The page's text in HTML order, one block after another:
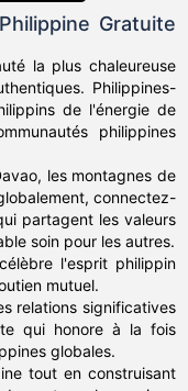
Gratuite
la plus chaleureuse
Philippines-
de l'énergie de
philippines
les montagnes de
connectez-
partagent les valeurs
soin pour les autres.
l'esprit philippin
mutuel.
relations significatives
qui honore à la fois
globales.
tout en construisant